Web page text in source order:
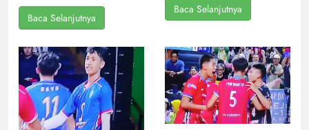
Baca Selanjutnya
Baca Selanjutnya